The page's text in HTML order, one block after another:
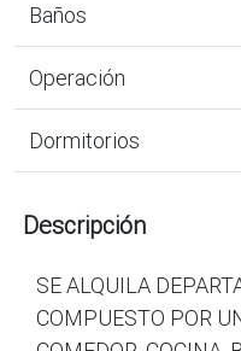
Baños
Operación
Dormitorios
Descripción
SE ALQUILA
COMPUESTO POR